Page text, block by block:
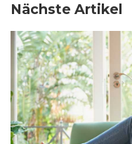
Nächste Artikel